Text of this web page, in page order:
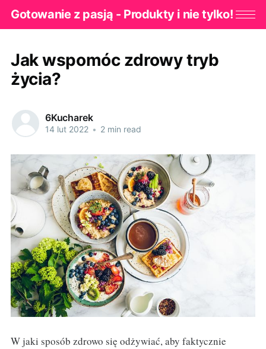
Gotowanie z pasją - Produkty i nie tylko!
Jak wspomóc zdrowy tryb
życia?
6Kucharek
14 lut 2022 • 2 min read
W jaki sposób zdrowo się odżywiać, aby faktycznie